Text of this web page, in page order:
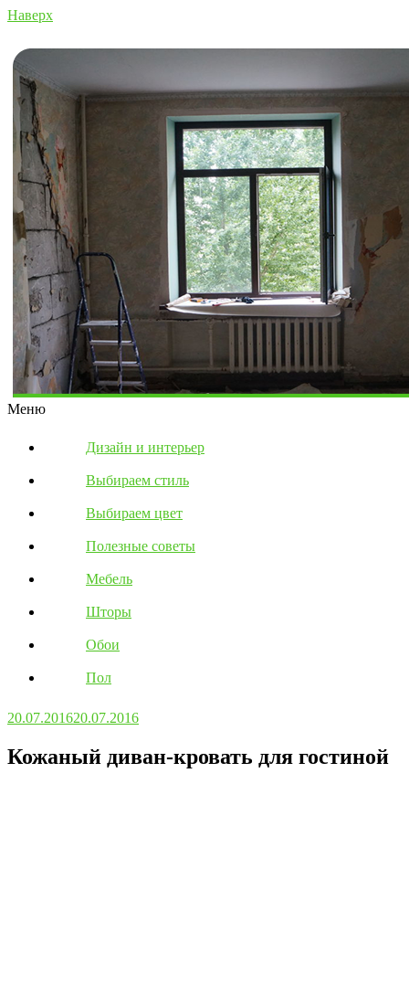
Наверх
Меню
Дизайн и интерьер
Выбираем стиль
Выбираем цвет
Полезные советы
Мебель
Шторы
Обои
Пол
20.07.201620.07.2016
Кожаный диван-кровать для гостиной